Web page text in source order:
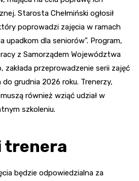
Starosta Chełmiński ogłosił
poprowadzi zajęcia w ramach
upadkom dla seniorów”. Program,
z Samorządem Województwa
zakłada przeprowadzenie serii zajęć
grudnia 2026 roku. Trenerzy,
również wziąć udział w
szkoleniu.
trenera
będzie odpowiedzialna za